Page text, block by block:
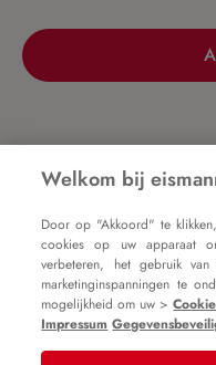
Nog
Welkom bij
Door op "Akkoord" te
cookies op uw apparaat
verbeteren, het gebruik
marketinginspanningen te
mogelijkheid om uw >
Impressum